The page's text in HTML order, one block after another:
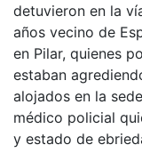
detuvieron en la
años vecino de
en Pilar, quienes
estaban
alojados en la
médico policial
y estado de